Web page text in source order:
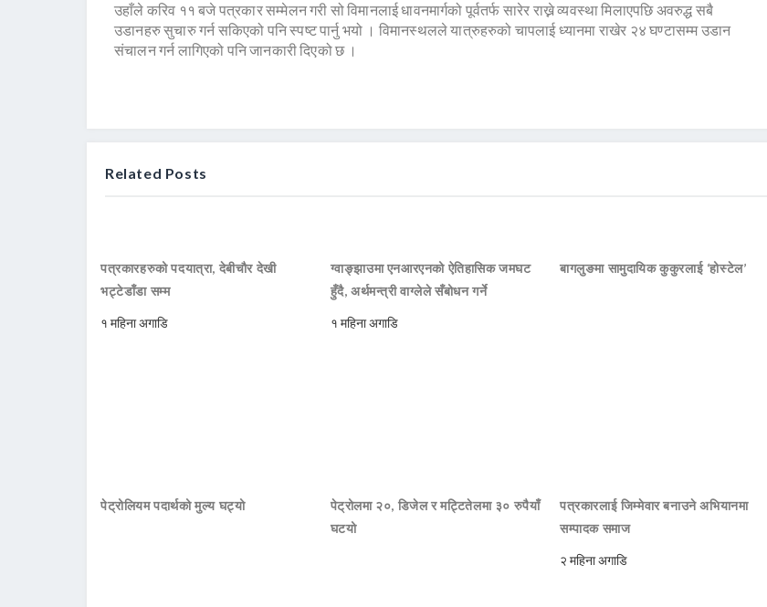
उहाँले करिव ११ बजे पत्रकार सम्मेलन गरी सो विमानलाई धावनमार्गको पूर्वतर्फ सारेर राख्ने व्यवस्था मिलाएपछि अवरुद्ध सबै
उडानहरु सुचारु गर्न सकिएको पनि स्पष्ट पार्नु भयो । विमानस्थलले यात्रुहरुको चापलाई ध्यानमा राखेर २४ घण्टासम्म उडान
संचालन गर्न लागिएको पनि जानकारी दिएको छ ।
Related Posts
पत्रकारहरुको पदयात्रा, देबीचौर देखी
भट्टेडाँडा सम्म
१ महिना अगाडि
ग्वाङ्झाउमा एनआरएनको ऐतिहासिक जमघट
हुँदै, अर्थमन्त्री वाग्लेले सँबोधन गर्ने
१ महिना अगाडि
बागलुङमा सामुदायिक कुकुरलाई ‘होस्टेल’
पेट्रोलियम पदार्थको मुल्य घट्यो
पेट्रोलमा २०, डिजेल र मट्टितेलमा ३० रुपैयाँ
घटयो
पत्रकारलाई जिम्मेवार बनाउने अभियानमा
सम्पादक समाज
२ महिना अगाडि